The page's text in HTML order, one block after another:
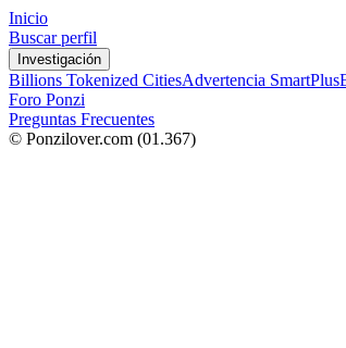
Inicio
Buscar perfil
Investigación
Billions Tokenized CitiesAdvertencia SmartPlus
Foro Ponzi
Preguntas Frecuentes
© Ponzilover.com (01.367)